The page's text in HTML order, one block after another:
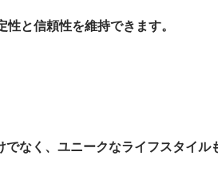
と信頼性を維持できます。
なく、ユニークなライフスタイル